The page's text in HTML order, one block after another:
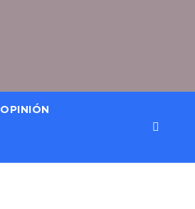
OPINIÓN